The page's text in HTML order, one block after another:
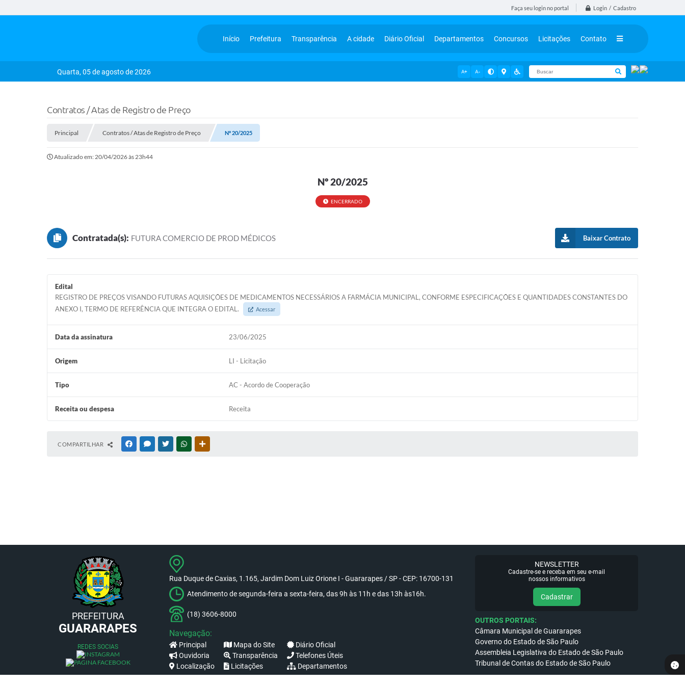
Faça seu login no portal Login / Cadastro
Início Prefeitura Transparência A cidade Diário Oficial Departamentos Concursos Licitações Contato
A+ A-
Quarta, 05 de agosto de 2026
Contratos / Atas de Registro de Preço
Principal Contratos / Atas de Registro de Preço Nº 20/2025
Atualizado em: 20/04/2026 às 23h44
Nº 20/2025
ENCERRADO
Contratada(s): FUTURA COMERCIO DE PROD MÉDICOS Baixar Contrato
Edital
REGISTRO DE PREÇOS VISANDO FUTURAS AQUISIÇÕES DE MEDICAMENTOS NECESSÁRIOS A FARMÁCIA MUNICIPAL, CONFORME ESPECIFICAÇÕES E QUANTIDADES CONSTANTES DO
ANEXO I, TERMO DE REFERÊNCIA QUE INTEGRA O EDITAL.
Acessar
Data da assinatura 23/06/2025
Origem LI - Licitação
Tipo AC - Acordo de Cooperação
Receita ou despesa Receita
COMPARTILHAR FACEBOOKMESSENGER
TWITTERWHATSAPP
PREFEITURA
GUARARAPES
REDES SOCIAS
Rua Duque de Caxias, 1.165, Jardim Dom Luiz Orione I - Guararapes / SP - CEP: 16700-131
Atendimento de segunda-feira a sexta-feira, das 9h às 11h e das 13h às16h.
(18) 3606-8000
Navegação:
Principal
Ouvidoria
Localização
Mapa do Site
Transparência
Licitações
Diário Oficial
Telefones Úteis
Departamentos
NEWSLETTER
Cadastre-se e receba em seu e-mail
nossos informativos
Cadastrar
OUTROS PORTAIS:
Câmara Municipal de Guararapes
Governo do Estado de São Paulo
Assembleia Legislativa do Estado de São Paulo
Tribunal de Contas do Estado de São Paulo